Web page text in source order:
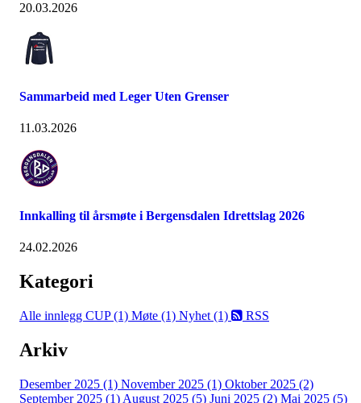
20.03.2026
Sammarbeid med Leger Uten Grenser
11.03.2026
Innkalling til årsmøte i Bergensdalen Idrettslag 2026
24.02.2026
Kategori
Alle innlegg CUP (1) Møte (1) Nyhet (1) RSS
Arkiv
Desember 2025 (1) November 2025 (1) Oktober 2025 (2)
September 2025 (1) August 2025 (5) Juni 2025 (2) Mai 2025 (5)